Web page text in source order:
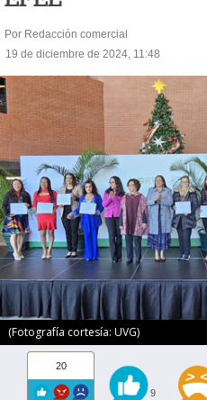
Por Redacción comercial
19 de diciembre de 2024, 11:48
(Fotografía cortesía: UVG)
20
9